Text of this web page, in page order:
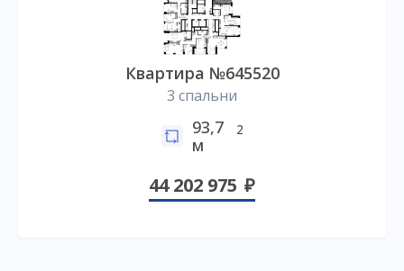
Квартира №645520
3 спальни
93,7
м
2
44 202 975